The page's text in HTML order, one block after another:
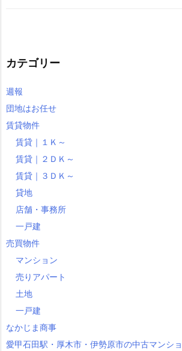
カテゴリー
週報
団地はお任せ
賃貸物件
賃貸｜１Ｋ～
賃貸｜２ＤＫ～
賃貸｜３ＤＫ～
貸地
店舗・事務所
一戸建
売買物件
マンション
売りアパート
土地
一戸建
なかじま商事
愛甲石田駅・厚木市・伊勢原市の中古マンシ